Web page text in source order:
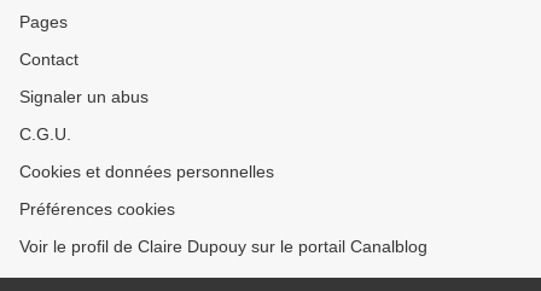
Pages
Contact
Signaler un abus
C.G.U.
Cookies et données personnelles
Préférences cookies
Voir le profil de Claire Dupouy sur le portail Canalblog